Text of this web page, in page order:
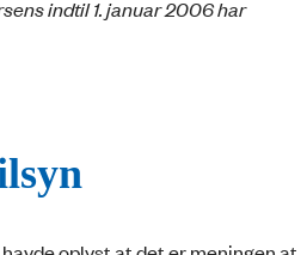
indtil 1. januar 2006 har